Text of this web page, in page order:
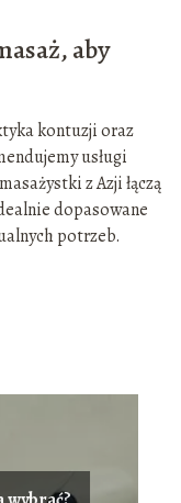
aby
kontuzji oraz
usługi
z Azji łączą
dopasowane
potrzeb.